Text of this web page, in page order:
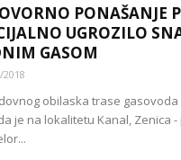
PONAŠANJE
UGROZILO
GASOM
obilaska trase
je na lokalitetu Kanal, Zenica